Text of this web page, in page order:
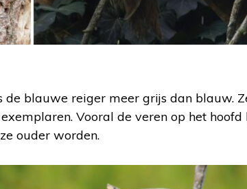
blauwe reiger meer grijs dan blauw.
Vooral de veren op het hoofd
ouder worden.